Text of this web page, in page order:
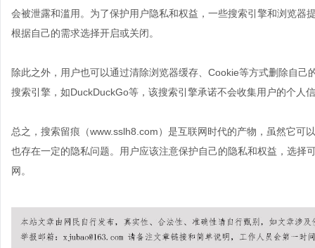
会被泄露和滥用。为了保护用户隐私和权益，一些搜索引擎和浏览
根据自己的需求选择开启或关闭。
除此之外，用户也可以通过清除浏览器缓存、Cookie等方式删除自
搜索引擎，如DuckDuckGo等，该搜索引擎承诺不会收集用户的个人
总之，搜索留痕（www.sslh8.com）是互联网时代的产物，虽然它可
也存在一定的隐私问题。用户应该注意保护自己的隐私和权益，选择
网。